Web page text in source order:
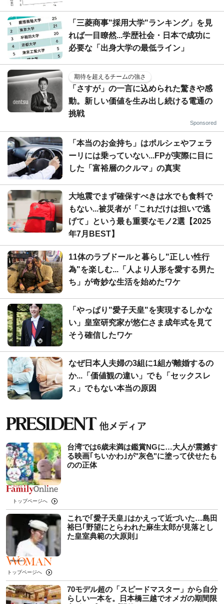
「三菱商事"採用大学"ランキング」を見
れば一目瞭然...学歴社会・日本で成功に
必要な「出身大学の最低ライン」
期待を超えるチームの強さ
「さすが」の一言に込められた驚きや感
動。新しい価値を生み出し続ける電通の
挑戦
Sponsored
「本当のお金持ち」はポルシェやフェラ
ーリには乗っていない...FPが実際に目に
した「富裕層のクルマ」の真実
大地震でまず確保すべきは水でも食料で
もない...被災者が「これだけは担いで逃
げて」という最も重要なモノ2選【2025
年7月BEST】
11体のラブドールと暮らし"正しい性行
為"を楽しむ...「人より人形を愛する男た
ち」が奇妙な生活を始めたワケ
「やっぱり"愛子天皇"を実現するしかな
い」皇室研究家が悠仁さま成年式を見て
そう確信したワケ
なぜ日本人夫婦の3組に1組が離婚するの
か...「価値観の違い」でも「セックスレ
ス」でもない本当の原因
台湾では6歳未満は鑑賞NGに…大人が震撼す
る映画｢ちいかわ｣が"灰色"に塗って伏せたも
のの正体
トップページへ
これで｢愛子天皇｣はかえって近づいた…島田
裕巳｢野望にとらわれた麻生太郎が見落とし
た皇室典範の大原則｣
トップページへ
70モデル超の「スピードマスター」から自分
らしい一本を。日本橋三越でオメガの期間限